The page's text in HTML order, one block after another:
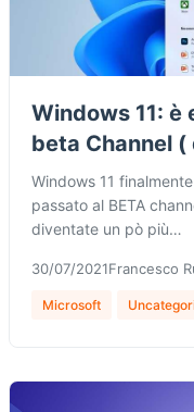
Windows 11:
beta Channel (
Windows 11
passato al BETA
diventate un pò più…
30/07/2021Francesco
Microsoft